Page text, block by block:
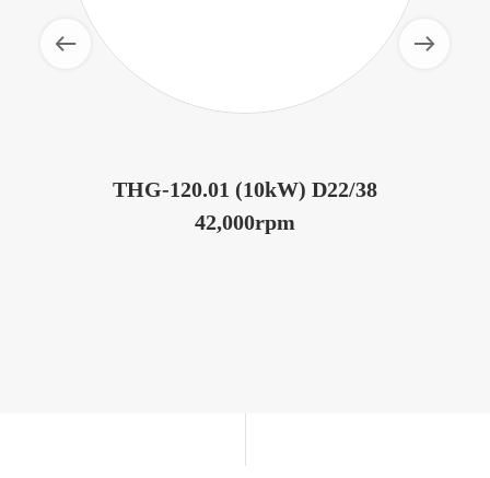
THG-120.01 (10kW) D22/38
42,000rpm